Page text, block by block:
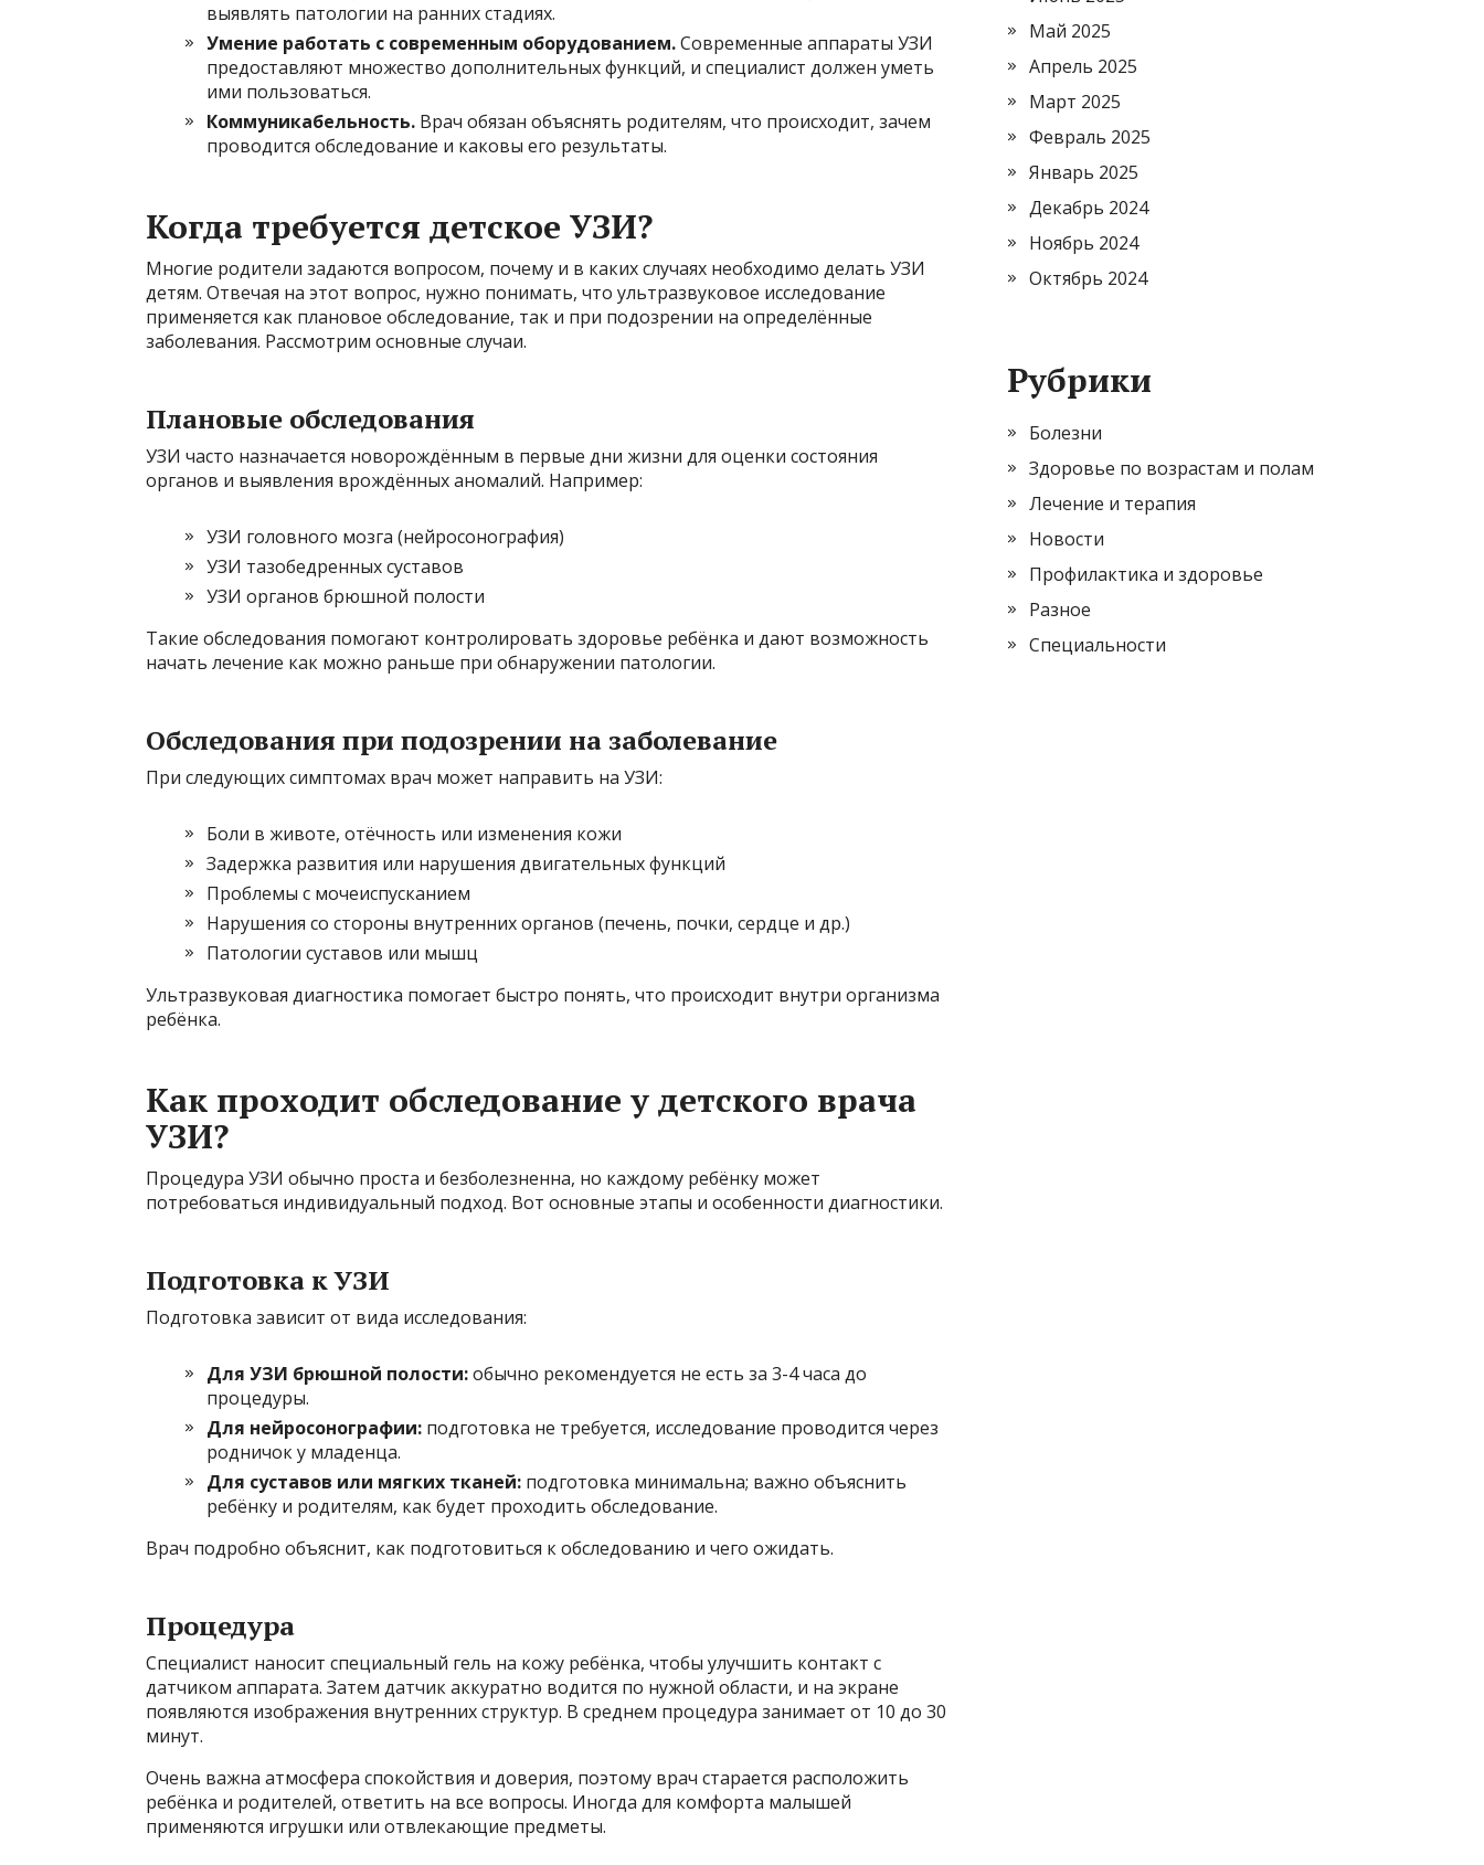
выявлять патологии на ранних стадиях.
Умение работать с современным оборудованием.Современные аппараты УЗИ
предоставляют множество дополнительных функций, и специалист должен уметь
ими пользоваться.
Коммуникабельность. Врач обязан объяснять родителям, что происходит, зачем
проводится обследование и каковы его результаты.
Когда требуется детское УЗИ?
Многие родители задаются вопросом, почему и в каких случаях необходимо делать УЗИ
детям. Отвечая на этот вопрос, нужно понимать, что ультразвуковое исследование
применяется как плановое обследование, так и при подозрении на определённые
заболевания. Рассмотрим основные случаи.
Плановые обследования
УЗИ часто назначается новорождённым в первые дни жизни для оценки состояния
органов и выявления врождённых аномалий. Например:
УЗИ головного мозга (нейросонография)
УЗИ тазобедренных суставов
УЗИ органов брюшной полости
Такие обследования помогают контролировать здоровье ребёнка и дают возможность
начать лечение как можно раньше при обнаружении патологии.
Обследования при подозрении на заболевание
При следующих симптомах врач может направить на УЗИ:
Боли в животе, отёчность или изменения кожи
Задержка развития или нарушения двигательных функций
Проблемы с мочеиспусканием
Нарушения со стороны внутренних органов (печень, почки, сердце и др.)
Патологии суставов или мышц
Ультразвуковая диагностика помогает быстро понять, что происходит внутри организма
ребёнка.
Как проходит обследование у детского врача
УЗИ?
Процедура УЗИ обычно проста и безболезненна, но каждому ребёнку может
потребоваться индивидуальный подход. Вот основные этапы и особенности диагностики.
Подготовка к УЗИ
Подготовка зависит от вида исследования:
Для УЗИ брюшной полости:обычно рекомендуется не есть за 3-4 часа до
процедуры.
Для нейросонографии: подготовка не требуется, исследование проводится через
родничок у младенца.
Для суставов или мягких тканей: подготовка минимальна; важно объяснить
ребёнку и родителям, как будет проходить обследование.
Врач подробно объяснит, как подготовиться к обследованию и чего ожидать.
Процедура
Специалист наносит специальный гель на кожу ребёнка, чтобы улучшить контакт с
датчиком аппарата. Затем датчик аккуратно водится по нужной области, и на экране
появляются изображения внутренних структур. В среднем процедура занимает от 10 до 30
минут.
Очень важна атмосфера спокойствия и доверия, поэтому врач старается расположить
ребёнка и родителей, ответить на все вопросы. Иногда для комфорта малышей
применяются игрушки или отвлекающие предметы.
Май 2025
Апрель 2025
Март 2025
Февраль 2025
Январь 2025
Декабрь 2024
Ноябрь 2024
Октябрь 2024
Рубрики
Болезни
Здоровье по возрастам и полам
Лечение и терапия
Новости
Профилактика и здоровье
Разное
Специальности